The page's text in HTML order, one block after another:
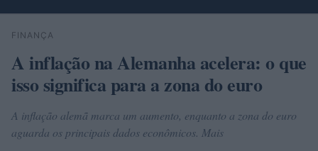
Buscar
FINANÇA
A inflação na Alemanha acelera: o que
isso significa para a zona do euro
A inflação alemã marca um aumento, enquanto a zona do euro
aguarda os principais dados econômicos. Mais